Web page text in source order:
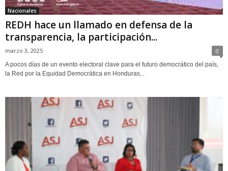
Nacionales
REDH hace un llamado en defensa de la
transparencia, la participación...
marzo 3, 2025 0
A pocos días de un evento electoral clave para el futuro democrático del país,
la Red por la Equidad Democrática en Honduras...